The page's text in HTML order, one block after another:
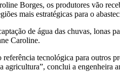
Borges, os produtores vão
mais estratégicas para o
de água das chuvas, lonas
Caroline.
tecnológica para outros
agricultura”, conclui a engenheira